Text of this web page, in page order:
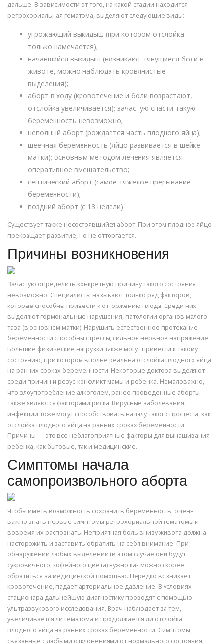
дальше. В зависимости от того, на какой стадии находится
ретрохориальная гематома, выделяют следующие виды:
угрожающий выкидыш (при котором отслойка
только намечается);
начавшийся выкидыш (возникают тянущиеся боли в
животе, можно наблюдать кровянистые
выделения);
аборт в ходу (кровотечение и боли возрастают,
отслойка увеличивается); зачастую спасти такую
беременность невозможно;
неполный аборт (рождается часть плодного яйца);
шеечная беременность (яйцо развивается в шейке
матки); основным методом лечения является
оперативное вмешательство;
септический аборт (самое тяжелое прерывание
беременности);
поздний аборт (с 13 недели).
Существует также несостоявшийся аборт. При этом плодное яйцо
прекращает развитие, но не отторгается.
Причины возникновения
Зачастую определить конкретную причину такого состояния
невозможно. Специалисты называют только ряд факторов,
которые способны привести к отторжению плода. Среди них
выделяют гормональные нарушения, патологии органов малого
таза (в основном матки). Нарушить естественное протекание
беременности способны стрессы, сильное нервное напряжение.
Большие физические нагрузки также могут привести к такому
состоянию, при котором вполне реальна отслойка плодного яйца
на ранних сроках беременности. Некоторые доктора выделяют
среди причин и резус-конфликт мамы и ребенка. Немаловажно,
что злоупотребление алкоголем, ранее проведенные аборты
также являются факторами риска. Вирусные заболевания,
инфекции тоже могут способствовать началу такого процесса, как
отслойка плодного яйца на ранних сроках беременности.
Причины — это все неблагоприятные факторы для вынашивания
ребенка, как бытовые, так и медицинские.
Симптомы начала
самопроизвольного аборта
Чтобы иметь возможность сохранить беременность, очень
важно знать первые симптомы ретрохориальной гематомы и
вовремя их распознать. Неприятная боль внизу живота должна
насторожить и заставить обратить на себя внимание. При
обнаружении любых выделений (в этом случае они будут
сукровичного, кофейного цвета) нужно как можно скорее
обратиться за медицинской помощью. Нередко возникает
кровотечение, падает артериальное давление. В условиях
стационара дальнейшую диагностику проводят с помощью
ультразвукового исследования. Врач наблюдает за тем,
увеличивается ли гематома и продолжается ли отслойка
плодного яйца на ранних сроках беременности. Симптомы,
связанные с любыми отклонениями от нормального состояния,